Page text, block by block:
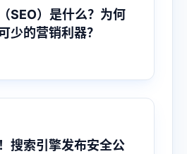
SEO）是什么？为何
少的营销利器？
搜索引擎发布安全公